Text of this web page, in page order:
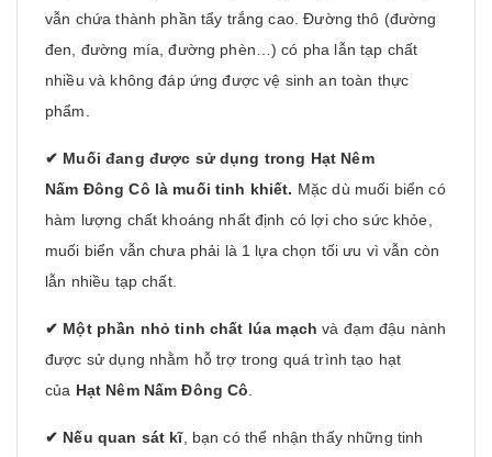
vẫn chứa thành phần tẩy trắng cao. Đường thô (đường
đen, đường mía, đường phèn…) có pha lẫn tạp chất
nhiều và không đáp ứng được vệ sinh an toàn thực
phẩm.
✔ Muối đang được sử dụng trong Hạt Nêm
Nấm Đông Cô là muối tinh khiết. Mặc dù muối biển có
hàm lượng chất khoáng nhất định có lợi cho sức khỏe,
muối biển vẫn chưa phải là 1 lựa chọn tối ưu vì vẫn còn
lẫn nhiều tạp chất.
✔ Một phần nhỏ tinh chất lúa mạch và đạm đậu nành
được sử dụng nhằm hỗ trợ trong quá trình tạo hạt
của Hạt Nêm Nấm Đông Cô.
✔ Nếu quan sát kĩ, bạn có thể nhận thấy những tinh